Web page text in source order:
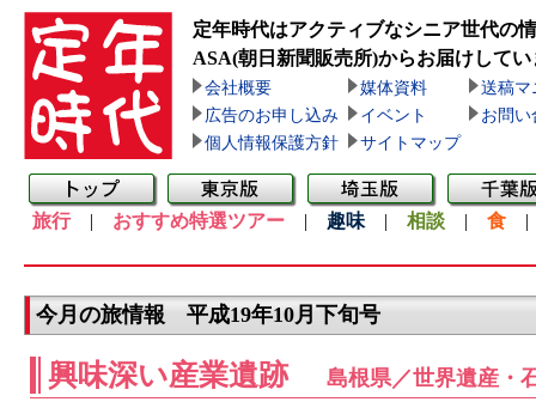
定年時代はアクティブなシニア世代の
ASA(朝日新聞販売所)からお届けしてい
会社概要 媒体資料
送稿マ
広告のお申し込み
イベント
お問い
個人情報保護方針
サイトマップ
旅行| おすすめ特選ツアー | 趣味 | 相談 | 食
今月の旅情報 平成19年10月下旬号
興味深い産業遺跡 島根県／世界遺産・